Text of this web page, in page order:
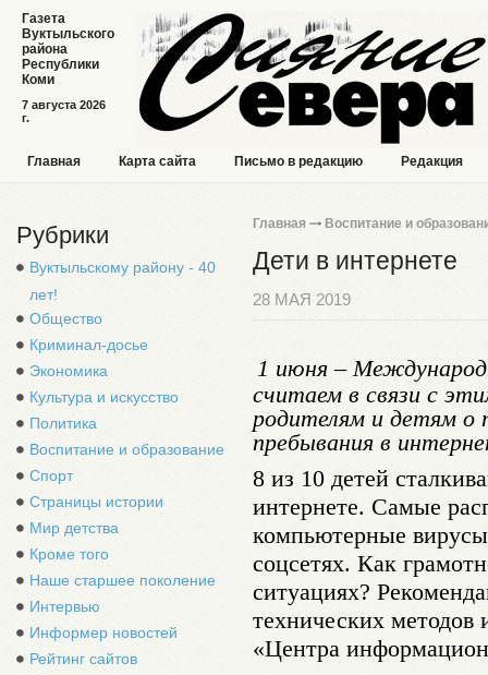
7 августа 2026
г.
Газета
Вуктыльского
района
Республики
Коми
Главная Карта сайта Письмо в редакцию Редакция
Рубрики
Вуктыльскому району - 40
лет!
Общество
Криминал-досье
Экономика
Культура и искусство
Политика
Воспитание и образование
Спорт
Страницы истории
Мир детства
Кроме того
Наше старшее поколение
Интервью
Информер новостей
Рейтинг сайтов
Главная Воспитание и
Дети в интернете
28 МАЯ 2019
1 июня –
считаем в связи с
родителям и детям о
пребывания в
8 из 10 детей
интернете. Самые
компьютерные
соцсетях. Как
ситуациях?
технических
«Центра